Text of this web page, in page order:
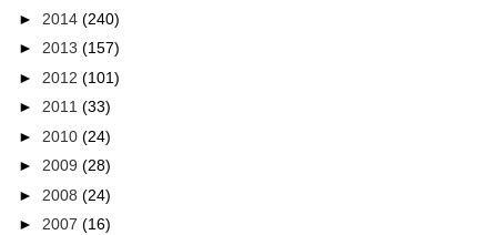
► 2014 (240)
► 2013 (157)
► 2012 (101)
► 2011 (33)
► 2010 (24)
► 2009 (28)
► 2008 (24)
► 2007 (16)